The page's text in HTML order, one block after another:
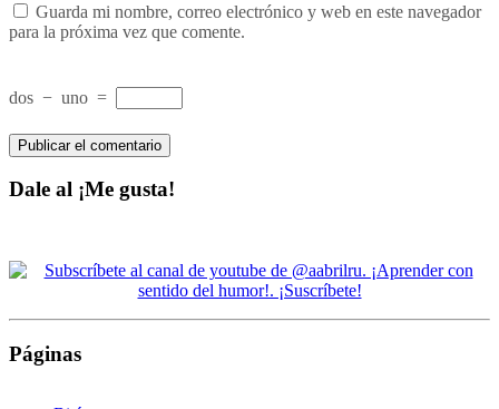
Guarda mi nombre, correo electrónico y web en este navegador
para la próxima vez que comente.
dos − uno =
Dale al ¡Me gusta!
Páginas